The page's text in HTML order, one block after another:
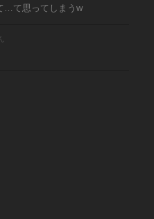
…て思ってしまうw